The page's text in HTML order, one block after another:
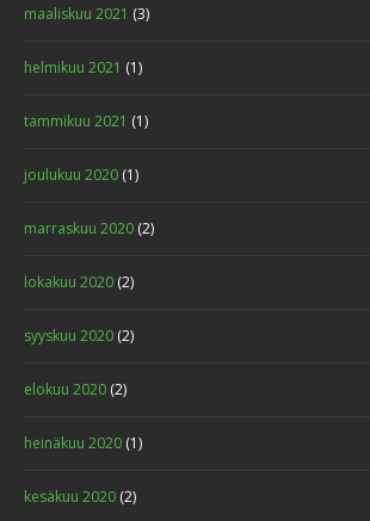
maaliskuu 2021 (3)
helmikuu 2021 (1)
tammikuu 2021 (1)
joulukuu 2020 (1)
marraskuu 2020 (2)
lokakuu 2020 (2)
syyskuu 2020 (2)
elokuu 2020 (2)
heinäkuu 2020 (1)
kesäkuu 2020 (2)